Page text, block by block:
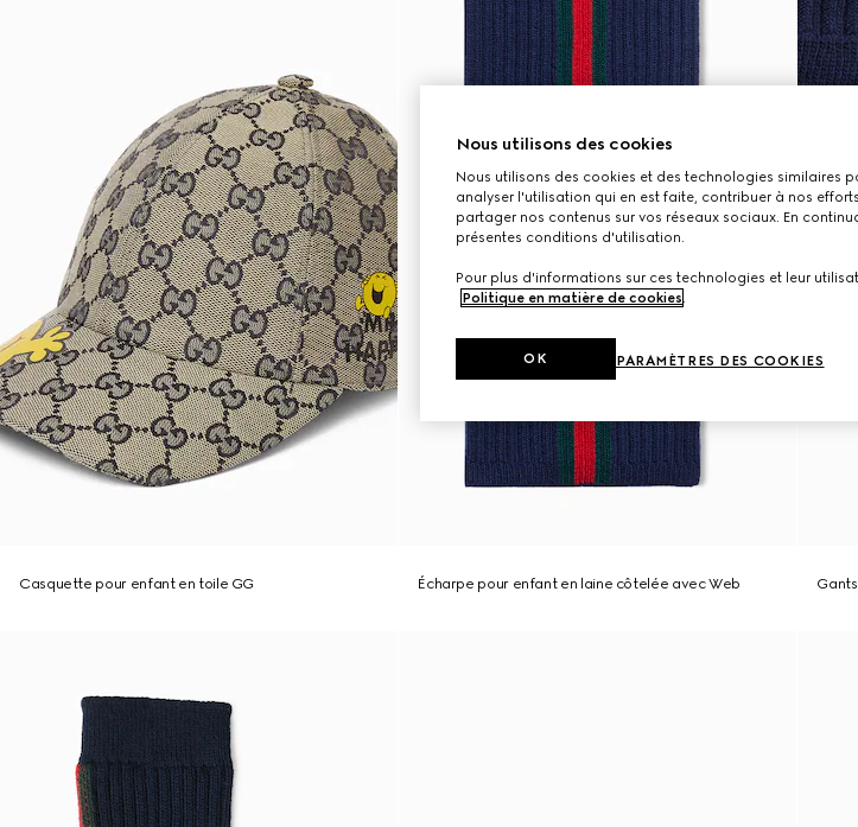
Casquette pour enfant en toile GG Écharpe pour enfant en laine côtelée avec Web
Nous utilisons des cookies
Nous utilisons des cookies et des technologies similaires
analyser l'utilisation qui en est faite, contribuer à nos
partager nos contenus sur vos réseaux sociaux. En
présentes conditions d'utilisation.
Pour plus d'informations sur ces technologies et leur
Politique en matière de cookies.
PARAMÈTRES DES COOKIES
OK